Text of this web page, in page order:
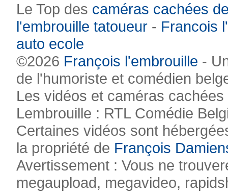
Le Top des caméras cachées
l'embrouille tatoueur - Francois
auto ecole
©2026 François l'embrouille -
de l'humoriste et comédien
Les vidéos et caméras
Lembrouille : RTL Comédie
Certaines vidéos sont
la propriété de François
Avertissement : Vous ne
megaupload, megavideo,